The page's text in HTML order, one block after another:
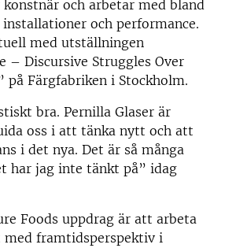
konstnär och arbetar med bland
och performance.
med utställningen
– Discursive Struggles Over
på Färgfabriken i Stockholm.
bra. Pernilla Glaser är
oss i att tänka nytt och att
i det nya. Det är så många
har jag inte tänkt på” idag
Foods uppdrag är att arbeta
framtidsperspektiv i